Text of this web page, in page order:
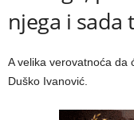
njega i sada
A velika verovatnoća da
Duško Ivanović.